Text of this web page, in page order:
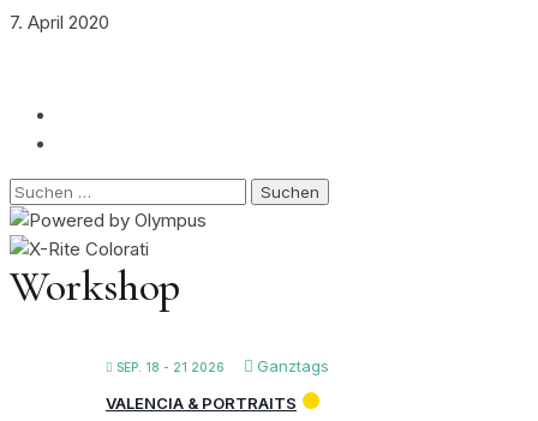
7. April 2020
Suchen
nach:
Workshop
SEP. 18 - 21 2026
Ganztags
VALENCIA & PORTRAITS